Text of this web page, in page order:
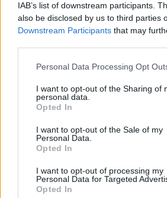
IAB’s list of downstream participants.
also be disclosed by us to third parties
Downstream Participants that may
Please note that this website/app uses
not limited to your visit or usage
grant or deny consent to Google and
use your data for below specified
consent section.
Personal Data Processing Opt
I want to opt-out of the Sharing of
personal data.
Opted In
I want to opt-out of the Sale of my
Personal Data.
Opted In
I want to opt-out of processing my
Personal Data for Targeted
Opted In
Δείτε όλες τις τελευταίεςΕιδήσειςαπό την
στο
ΔΙΑΒΑΣΤΕ ΠΕΡΙΣΣΟΤΕΡΑ ΠΆΡΟΣ ΛΕΥΚΈΣ